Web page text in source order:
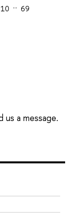
10 … 69
us a message.